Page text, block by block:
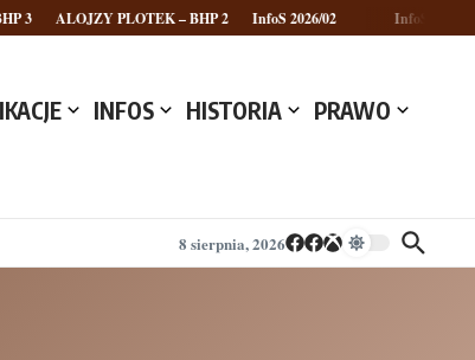
3 ALOJZY PLOTEK – BHP 2 InfoS 2026/02 InfoS 2026/01
INFOS HISTORIA
PRAWO
8 sierpnia, 2026